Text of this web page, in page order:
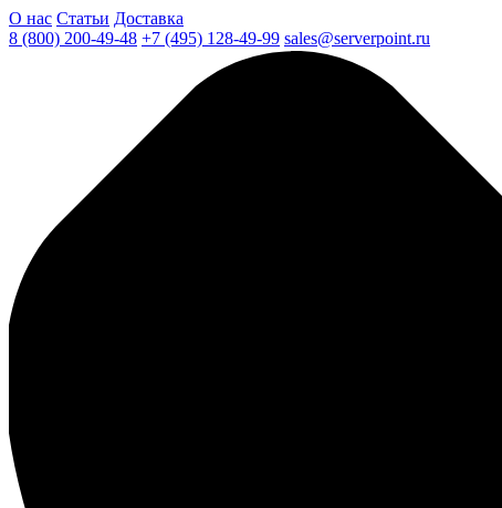
О нас Статьи Доставка
8 (800) 200-49-48 +7 (495) 128-49-99 sales@serverpoint.ru